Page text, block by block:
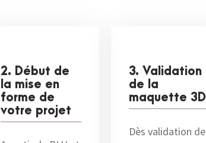
2. Début de
la mise en
forme de
votre projet
3. Validation
de la
maquette 3D
Dès validation de